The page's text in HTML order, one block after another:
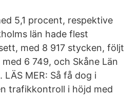
5,1 procent, respektive
län hade flest
med 8 917 stycken, följt
6 749, och Skåne Län
MER: Så få dog i
trafikkontroll i höjd med